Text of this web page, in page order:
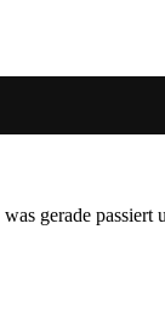
gerade passiert